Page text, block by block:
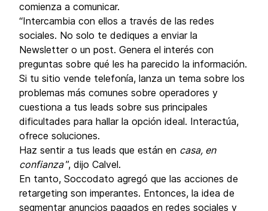
comienza a comunicar.
“Intercambia con ellos a través de las redes
sociales. No solo te dediques a enviar la
Newsletter o un post. Genera el interés con
preguntas sobre qué les ha parecido la información.
Si tu sitio vende telefonía, lanza un tema sobre los
problemas más comunes sobre operadores y
cuestiona a tus leads sobre sus principales
dificultades para hallar la opción ideal. Interactúa,
ofrece soluciones.
Haz sentir a tus leads que están en casa, en
confianza”, dijo Calvel.
En tanto, Soccodato agregó que las acciones de
retargeting son imperantes. Entonces, la idea de
segmentar anuncios pagados en redes sociales y